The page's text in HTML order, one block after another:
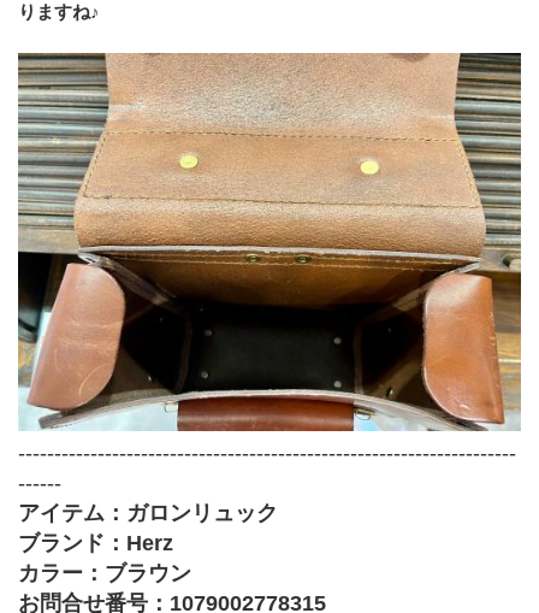
りますね♪
---------------------------------------------------------------------
------
アイテム：ガロンリュック
ブランド：Herz
カラー：ブラウン
お問合せ番号：1079002778315